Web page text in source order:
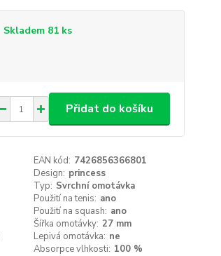
Skladem 81 ks
Přidat do košíku
EAN kód: 7426856366801
Design: princess
Typ: Svrchní omotávka
Použití na tenis: ano
Použití na squash: ano
Šířka omotávky: 27 mm
Lepivá omotávka: ne
Absorpce vlhkosti: 100 %